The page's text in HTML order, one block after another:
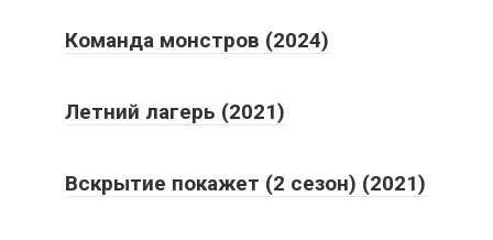
Команда монстров (2024)
Летний лагерь (2021)
Вскрытие покажет (2 сезон) (2021)